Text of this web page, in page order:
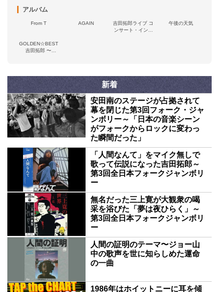
アルバム
From T AGAIN
吉田拓郎ライブ コ
ンサート・イン・
午後の天気
GOLDEN☆BEST
吉田拓郎 〜
新着
安田南のステージが占拠されて
幕を閉じた第3回フォーク・ジャ
ンボリー～「日本の音楽シーン
がフォークからロックに変わっ
た瞬間だった」
「人間なんて」をマイク無しで
歌って伝説になった吉田拓郎～
第3回全日本フォークジャンボリ
ー
無名だった三上寛が大観衆の喝
采を浴びた「夢は夜ひらく」～
第3回全日本フォークジャンボリ
ー
人間の証明のテーマ〜ジョー山
中の歌声を世に知らしめた運命
の一曲
1986年はホイットニーに耳を傾